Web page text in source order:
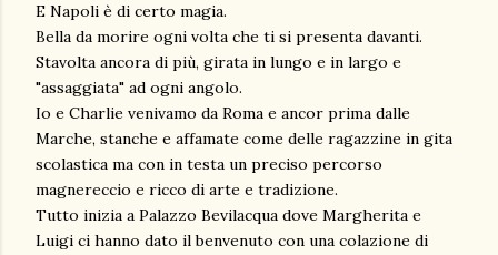
E Napoli è di certo magia.
Bella da morire ogni volta che ti si presenta davanti.
Stavolta ancora di più, girata in lungo e in largo e
"assaggiata" ad ogni angolo.
Io e Charlie venivamo da Roma e ancor prima dalle
Marche, stanche e affamate come delle ragazzine in gita
scolastica ma con in testa un preciso percorso
magnereccio e ricco di arte e tradizione.
Tutto inizia a Palazzo Bevilacqua dove Margherita e
Luigi ci hanno dato il benvenuto con una colazione di